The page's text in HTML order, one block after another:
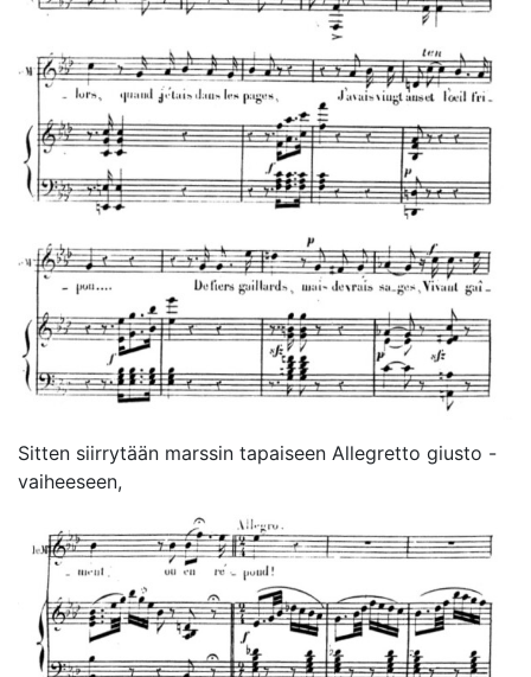
Sitten siirrytään marssin tapaiseen Allegretto giusto -
vaiheeseen,